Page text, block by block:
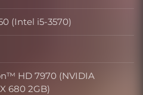
(Intel i5-3570)
HD 7970 (NVIDIA
680 2GB)